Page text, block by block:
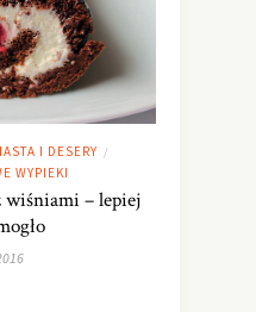
I DESERY /
WYPIEKI
wiśniami – lepiej